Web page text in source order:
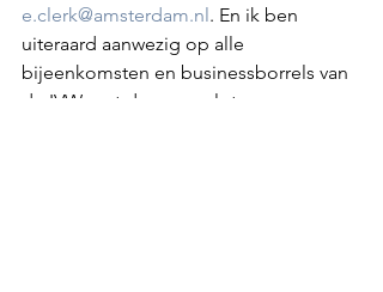
e.clerk@amsterdam.nl . En ik ben
uiteraard aanwezig op alle
bijeenkomsten en businessborrels van
de IVW met de aangesloten